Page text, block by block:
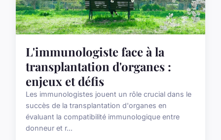
L'immunologiste face à la
transplantation d'organes :
enjeux et défis
Les immunologistes jouent un rôle crucial dans le
succès de la transplantation d'organes en
évaluant la compatibilité immunologique entre
donneur et r...